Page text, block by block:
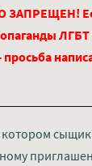
ЗАПРЕЩЕН!
ЛГБТ